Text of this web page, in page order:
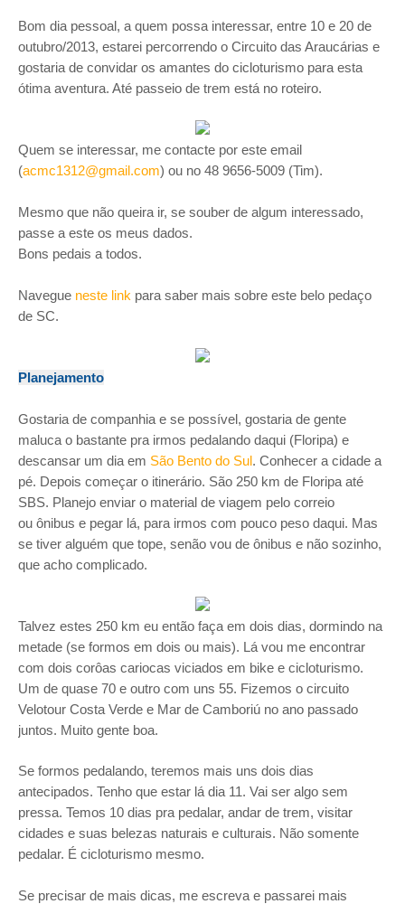
Bom dia pessoal, a quem possa interessar, entre 10 e 20 de
outubro/2013, estarei percorrendo o Circuito das Araucárias e
gostaria de convidar os amantes do cicloturismo para esta
ótima aventura. Até passeio de trem está no roteiro.
Quem se interessar, me contacte por este email
(acmc1312@gmail.com) ou no 48 9656-5009 (Tim).
Mesmo que não queira ir, se souber de algum interessado,
passe a este os meus dados.
Bons pedais a todos.
Navegue neste link para saber mais sobre este belo pedaço
de SC.
Planejamento
Gostaria de companhia e se possível, gostaria de gente
maluca o bastante pra irmos pedalando daqui (Floripa) e
descansar um dia em São Bento do Sul. Conhecer a cidade a
pé. Depois começar o itinerário. São 250 km de Floripa até
SBS. Planejo enviar o material de viagem pelo correio
ou ônibus e pegar lá, para irmos com pouco peso daqui. Mas
se tiver alguém que tope, senão vou de ônibus e não sozinho,
que acho complicado.
Talvez estes 250 km eu então faça em dois dias, dormindo na
metade (se formos em dois ou mais). Lá vou me encontrar
com dois corôas cariocas viciados em bike e cicloturismo.
Um de quase 70 e outro com uns 55. Fizemos o circuito
Velotour Costa Verde e Mar de Camboriú no ano passado
juntos. Muito gente boa.
Se formos pedalando, teremos mais uns dois dias
antecipados. Tenho que estar lá dia 11. Vai ser algo sem
pressa. Temos 10 dias pra pedalar, andar de trem, visitar
cidades e suas belezas naturais e culturais. Não somente
pedalar. É cicloturismo mesmo.
Se precisar de mais dicas, me escreva e passarei mais